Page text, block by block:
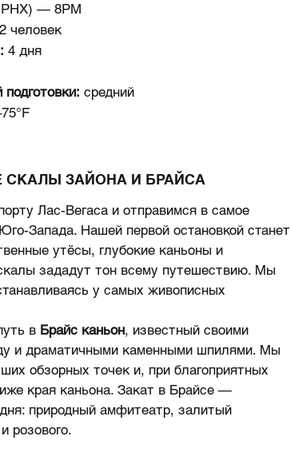
— 8PM
человек
4 дня
средний
СКАЛЫ ЗАЙОНА И БРАЙСА
Лас-Вегаса и отправимся в самое
Запада. Нашей первой остановкой станет
утёсы, глубокие каньоны и
зададут тон всему путешествию. Мы
у самых живописных
в Брайс каньон, известный своими
и драматичными каменными шпилями. Мы
обзорных точек и, при благоприятных
края каньона. Закат в Брайсе —
природный амфитеатр, залитый
розового.